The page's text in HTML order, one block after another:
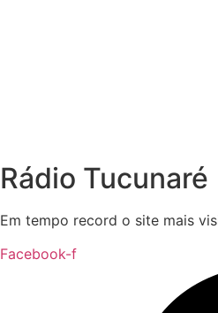
Rádio Tucunaré
Em tempo record o site mais
Facebook-f